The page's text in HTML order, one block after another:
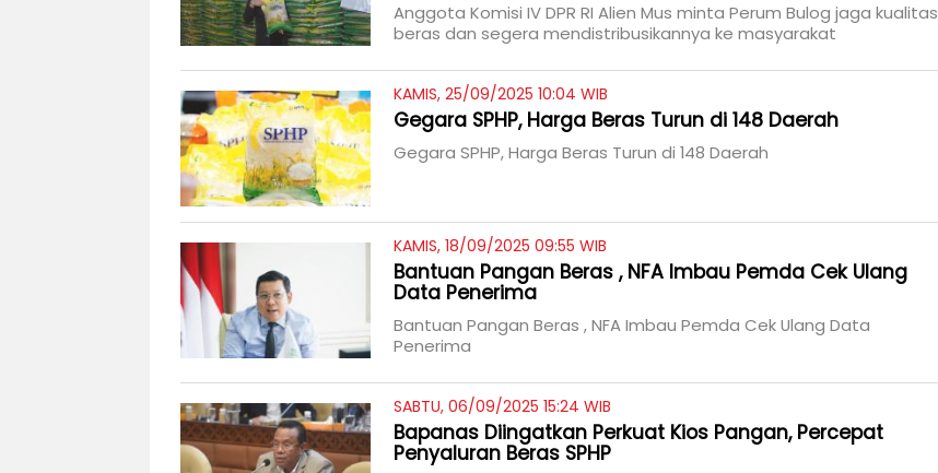
Anggota Komisi IV DPR RI Alien Mus minta Perum Bulog jaga kualitas
beras dan segera mendistribusikannya ke masyarakat
KAMIS, 25/09/2025 10:04 WIB
Gegara SPHP, Harga Beras Turun di 148 Daerah
Gegara SPHP, Harga Beras Turun di 148 Daerah
KAMIS, 18/09/2025 09:55 WIB
Bantuan Pangan Beras , NFA Imbau Pemda Cek Ulang
Data Penerima
Bantuan Pangan Beras , NFA Imbau Pemda Cek Ulang Data
Penerima
SABTU, 06/09/2025 15:24 WIB
Bapanas Diingatkan Perkuat Kios Pangan, Percepat
Penyaluran Beras SPHP